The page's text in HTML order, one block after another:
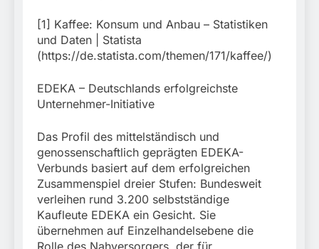
[1] Kaffee: Konsum und Anbau – Statistiken
und Daten | Statista
(https://de.statista.com/themen/171/kaffee/)
EDEKA – Deutschlands erfolgreichste
Unternehmer-Initiative
Das Profil des mittelständisch und
genossenschaftlich geprägten EDEKA-
Verbunds basiert auf dem erfolgreichen
Zusammenspiel dreier Stufen: Bundesweit
verleihen rund 3.200 selbstständige
Kaufleute EDEKA ein Gesicht. Sie
übernehmen auf Einzelhandelsebene die